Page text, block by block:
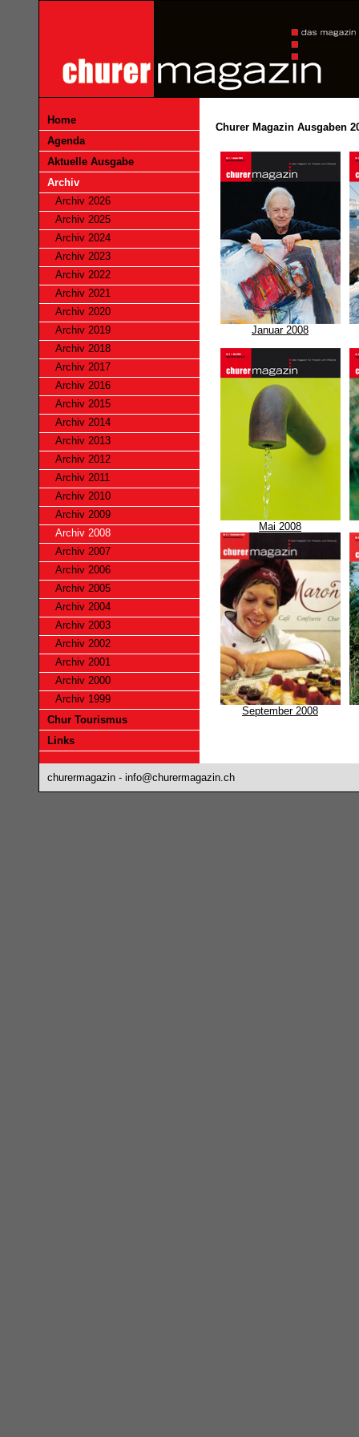
Home
Agenda
Aktuelle Ausgabe
Archiv
Archiv 2026
Archiv 2025
Archiv 2024
Archiv 2023
Archiv 2022
Archiv 2021
Archiv 2020
Archiv 2019
Archiv 2018
Archiv 2017
Archiv 2016
Archiv 2015
Archiv 2014
Archiv 2013
Archiv 2012
Archiv 2011
Archiv 2010
Archiv 2009
Archiv 2008
Archiv 2007
Archiv 2006
Archiv 2005
Archiv 2004
Archiv 2003
Archiv 2002
Archiv 2001
Archiv 2000
Archiv 1999
Chur Tourismus
Links
Churer Magazin Ausgaben
Januar 2008
Mai 2008
September 2008
churermagazin - info@churermagazin.ch